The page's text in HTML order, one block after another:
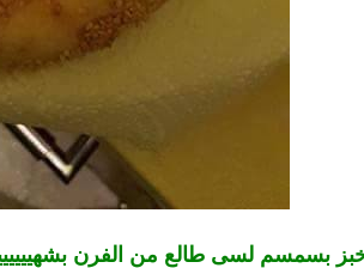
بسمسم لسى طالع من الفرن